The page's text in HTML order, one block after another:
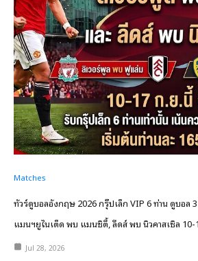
Matches
ทัวร์ดูบอลอังกฤษ 2026 กรุ๊ปเล็ก VIP 6 ท่าน ดูบอล
แมนฯยูไนเต็ด พบ แมนซิตี้, ลีดส์ พบ นิวคาสเซิล 10-
Jul 28, 2026